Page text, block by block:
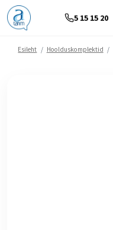
5 15 15 20
Esileht / Hoolduskomplektid /